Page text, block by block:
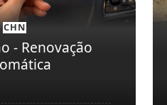
CHN
- Renovação